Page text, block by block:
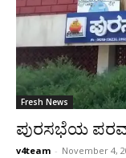
Fresh News
ಪುರಸಭೆಯ
v4team - November 4,